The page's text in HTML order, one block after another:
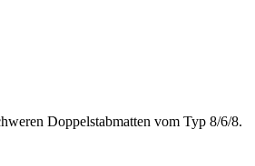
Doppelstabmatten vom Typ 8/6/8.